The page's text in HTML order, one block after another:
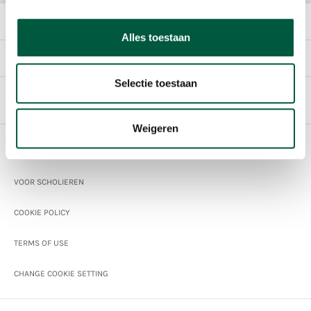
Alles toestaan
Selectie toestaan
Weigeren
THE COMPANY
DIRECTLY TO
English
Footer
SPONSORING
VOOR SCHOLIEREN
COOKIE POLICY
TERMS OF USE
CHANGE COOKIE SETTING